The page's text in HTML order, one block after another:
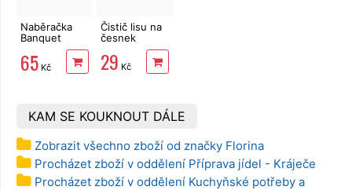
Naběračka
Banquet
Akcent Black
na špagety
32 cm
65 Kč
Čistič lisu na
česnek
29 Kč
KAM SE KOUKNOUT DÁLE
Zobrazit všechno zboží od značky Florina
Procházet zboží v oddělení Příprava jídel - Kráječe
Procházet zboží v oddělení Kuchyňské potřeby a